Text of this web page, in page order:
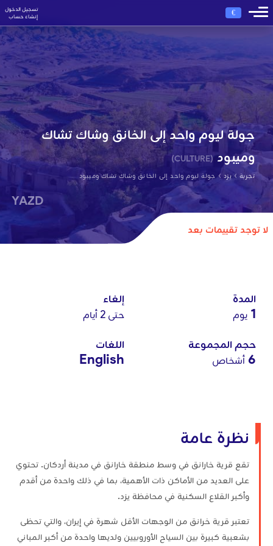
€
تسجيل الدخول
إنشاء حساب
جولة ليوم واحد إلى الخانق وشاك تشاك
وميبود(CULTURE)
تجربة › يزد › جولة ليوم واحد إلى الخانق وشاك تشاك وميبود
لا توجد تقييمات بعد
YAZD
المدة
1 يوم
إلغاء
حتى 2 أيام
حجم المجموعة
6 أشخاص
اللغات
English
نظرة عامة
تقع قرية خارانق في وسط منطقة خارانق في مدينة أردكان. تحتوي
على العديد من الأماكن ذات الأهمية، بما في ذلك واحدة من أقدم
وأكبر القلاع السكنية في محافظة يزد.
تعتبر قرية خرانق من الوجهات الأقل شهرة في إيران، والتي تحظى
بشعبية كبيرة بين السياح الأوروبيين ولديها واحدة من أكبر المباني